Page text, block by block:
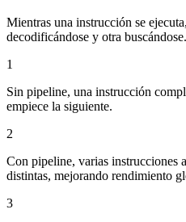
Mientras una instrucción se
decodificándose y otra buscándose.
1
Sin pipeline, una instrucción
empiece la siguiente.
2
Con pipeline, varias instrucciones
distintas, mejorando rendimiento
3